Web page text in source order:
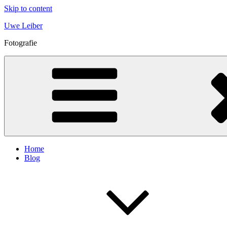
Skip to content
Uwe Leiber
Fotografie
Home
Blog